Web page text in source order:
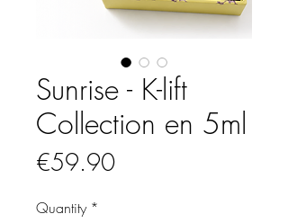
Sunrise - K-lift
Collection en 5ml
€59.90Price
Quantity *